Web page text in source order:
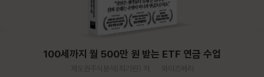
100세까지 월 500만 원 받는 ETF 연금 수업
제도권주식분석(최기원) 저
와이즈베리